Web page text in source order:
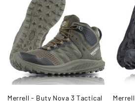
Merrell - Buty Nova 3 Tactical